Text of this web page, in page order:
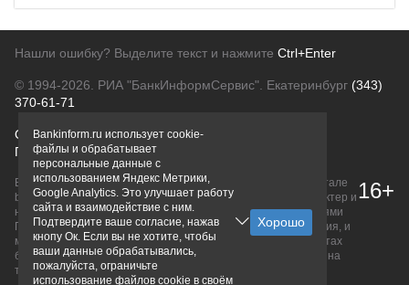
Нашли ошибку? Выделите текст и нажмите Ctrl+Enter
© 1994-2026. РИА "БанкИнформСервис". Екатеринбург (343)
370-61-71
О проектеПолитика конфиденциальности
Правовая информацияДля рекламодателей
Вся информация о продуктах банков, размещенная на портале
bankinform.ru, носит исключительно ознакомительный характер и
не является публичной офертой, определяемой положениями
ГК РФ. Информация не содержит точного и полного описания, и
может быть изменена. Конечные условия уточняйте на сайтах
банков или при личном обращении. Исключительное право на
товарные знаки принадлежит их правообладателям.
16+
Bankinform.ru использует cookie-
файлы и обрабатывает
персональные данные с
использованием Яндекс Метрики,
Google Analytics. Это улучшает работу
сайта и взаимодействие с ним.
Подтвердите ваше согласие, нажав
кнопу Ок. Если вы не хотите, чтобы
ваши данные обрабатывались,
пожалуйста, ограничьте
использование файлов cookie в своём